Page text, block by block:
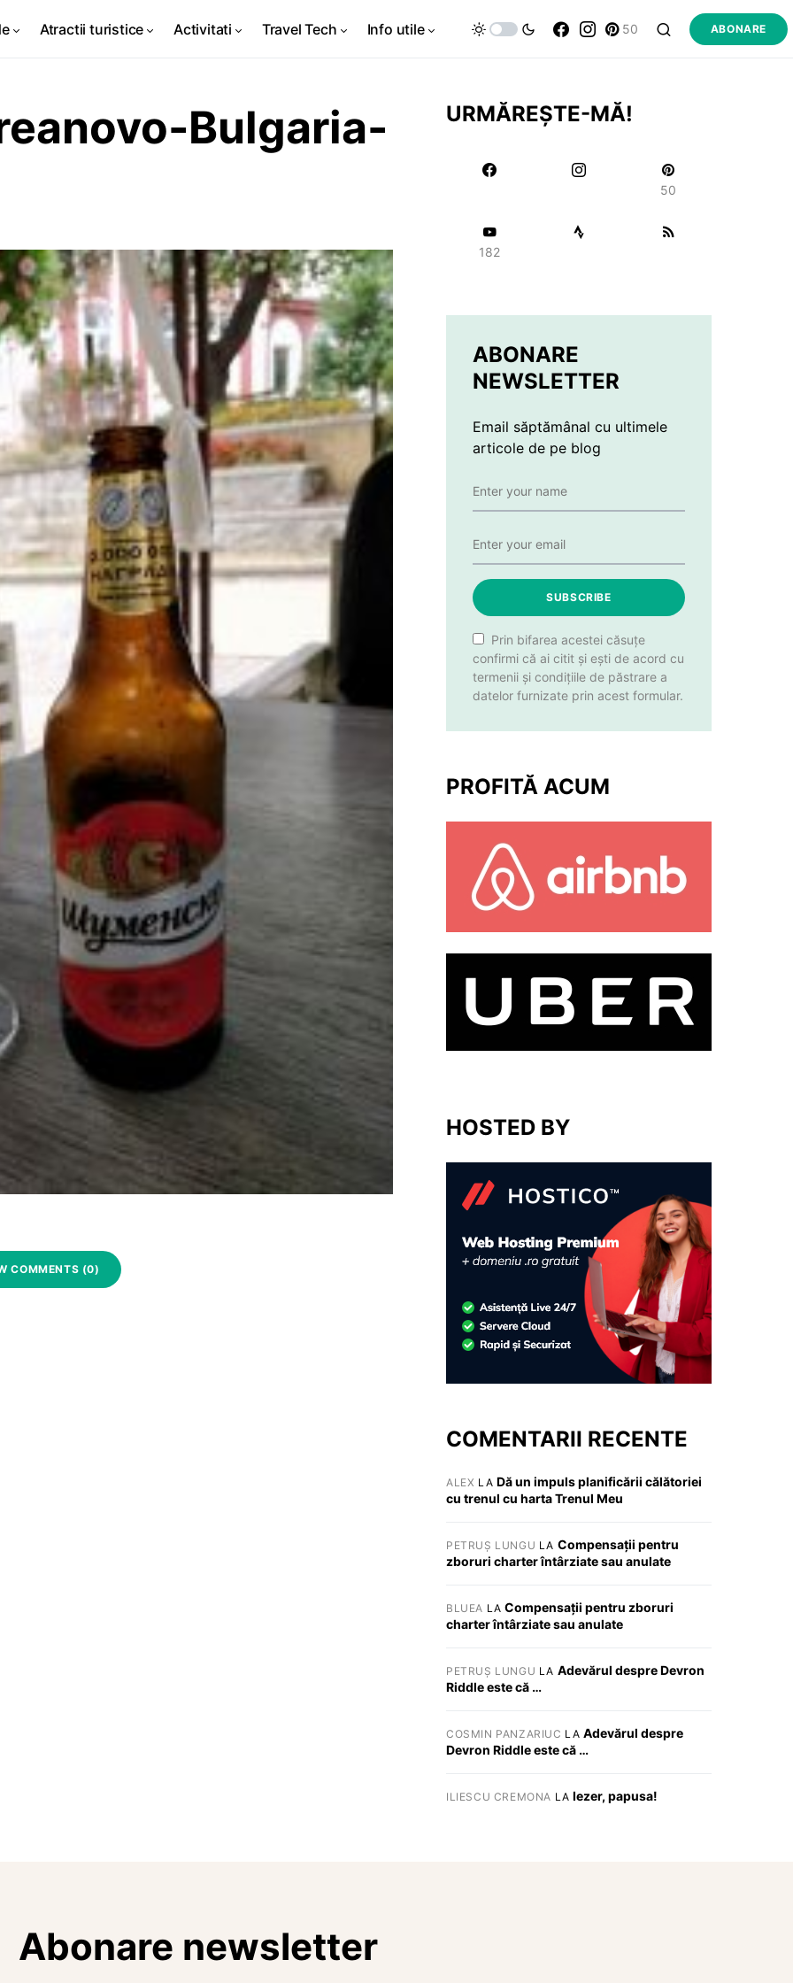
Atractii turistice Activitati Travel Tech Info utile 50 ABONARE
Bulgaria-
COMMENTS (0)
URMĂREȘTE-MĂ!
50
182
ABONARE
NEWSLETTER
Email săptămânal cu ultimele
articole de pe blog
SUBSCRIBE
Prin bifarea acestei căsuțe
confirmi că ai citit și ești de acord cu
termenii și condițiile de păstrare a
datelor furnizate prin acest formular.
PROFITĂ ACUM
HOSTED BY
COMENTARII RECENTE
ALEX LA Dă un impuls planificării călătoriei
cu trenul cu harta Trenul Meu
PETRUȘ LUNGU LA Compensații pentru
zboruri charter întârziate sau anulate
BLUEA LACompensații pentru zboruri
charter întârziate sau anulate
PETRUȘ LUNGU LA Adevărul despre Devron
Riddle este că …
COSMIN PANZARIUC LA Adevărul despre
Devron Riddle este că …
ILIESCU CREMONA LA Iezer, papusa!
Abonare newsletter